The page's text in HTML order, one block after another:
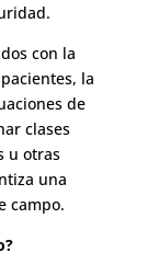
con la
la
de
clases
u otras
una
campo.